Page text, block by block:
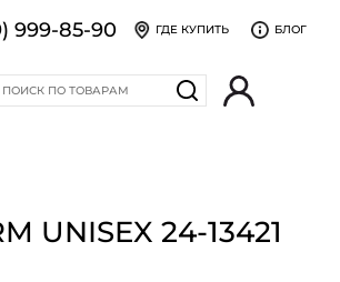
999-85-90 ГДЕ КУПИТЬ БЛОГ
24-13421